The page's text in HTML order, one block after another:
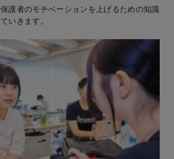
護者のモチベーションを上げるための知識
いきます。